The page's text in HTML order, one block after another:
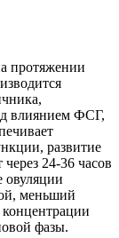
протяжении
влиянием ФСГ,
развитие
24-36 часов
овуляции
меньший
фазы.